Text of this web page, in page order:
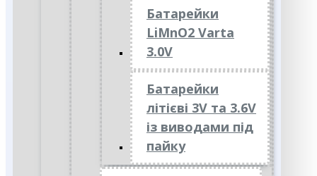
Батарейки
LiMnO2 Varta
3.0V
Батарейки
літієві 3V та 3.6V
із виводами під
пайку